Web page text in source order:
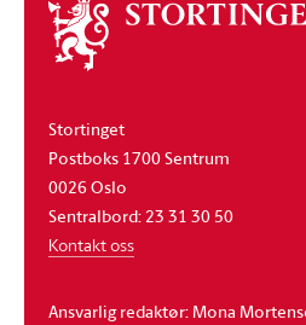
Om
stortinget
Stortinget
Postboks 1700 Sentrum
0026 Oslo
Sentralbord: 23 31 30 50
Kontakt oss
Ansvarlig redaktør: Mona